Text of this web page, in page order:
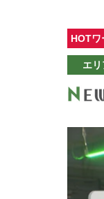
HOTワ
エリ